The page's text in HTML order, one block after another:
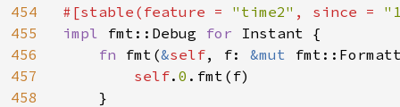
454
455
456
457
458
#[stable(feature = "time2" , since =
impl fmt::Debug for Instant {
fn fmt(&self, f: &mut
self. 0 .fmt(f)
    }